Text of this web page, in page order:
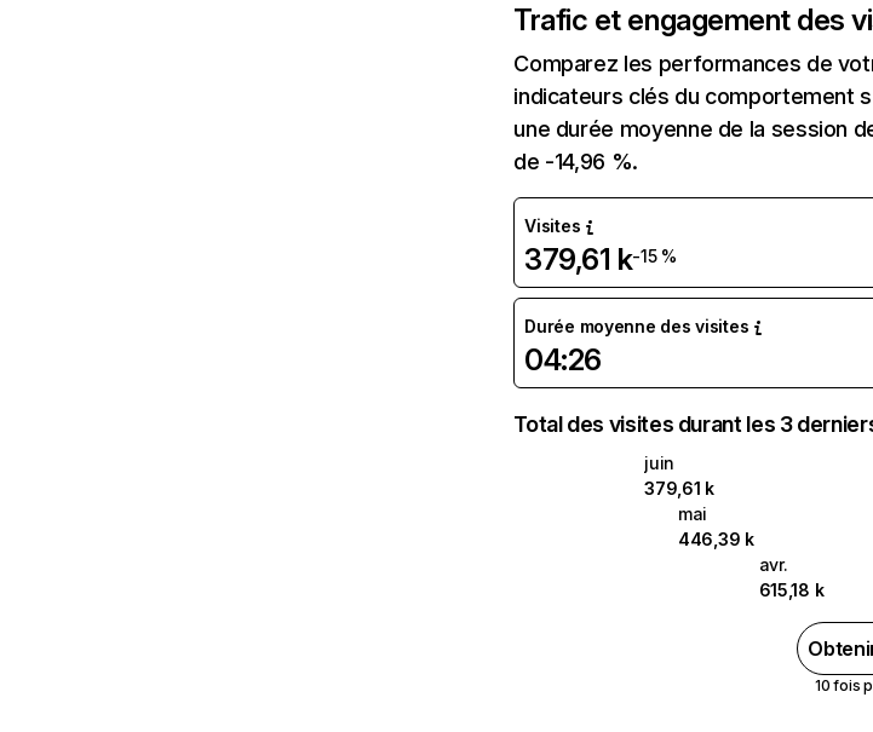
Trafic et engagement des
Comparez les performances de
indicateurs clés du comportement
une durée moyenne de la session
de -14,96 %.
Visites
379,61 k-15 %
Durée moyenne des visites
04:26
Total des visites durant les 3
juin
379,61 k
mai
446,39 k
avr.
615,18 k
10 fois